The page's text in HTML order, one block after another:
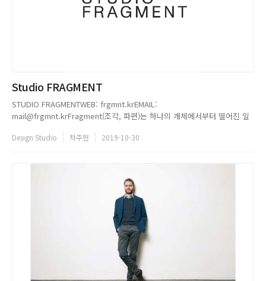
Studio FRAGMENT
STUDIO FRAGMENTWEB: frgmnt.krEMAIL:
mail@frgmnt.krFragment(조각, 파편)는 하나의 개체에서부터 떨어진 일
한다. 공간은 이처럼 일차원적인 표현이 아닌, 상징적이고 은유적인 디자인
Design Studio 차주헌 2019-10-30